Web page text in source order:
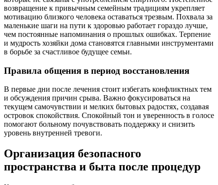
возвращение к привычным семейным традициям укрепляет
мотивацию близкого человека оставаться трезвым. Похвала за
маленькие шаги на пути к здоровью работает гораздо лучше,
чем постоянные напоминания о прошлых ошибках. Терпение
и мудрость хозяйки дома становятся главными инструментами
в борьбе за счастливое будущее семьи.
Правила общения в период восстановления
В первые дни после лечения стоит избегать конфликтных тем
и обсуждения причин срыва. Важно фокусироваться на
текущем самочувствии и мелких бытовых радостях, создавая
островок спокойствия. Спокойный тон и уверенность в голосе
помогают больному почувствовать поддержку и снизить
уровень внутренней тревоги.
Организация безопасного
пространства и быта после процедур